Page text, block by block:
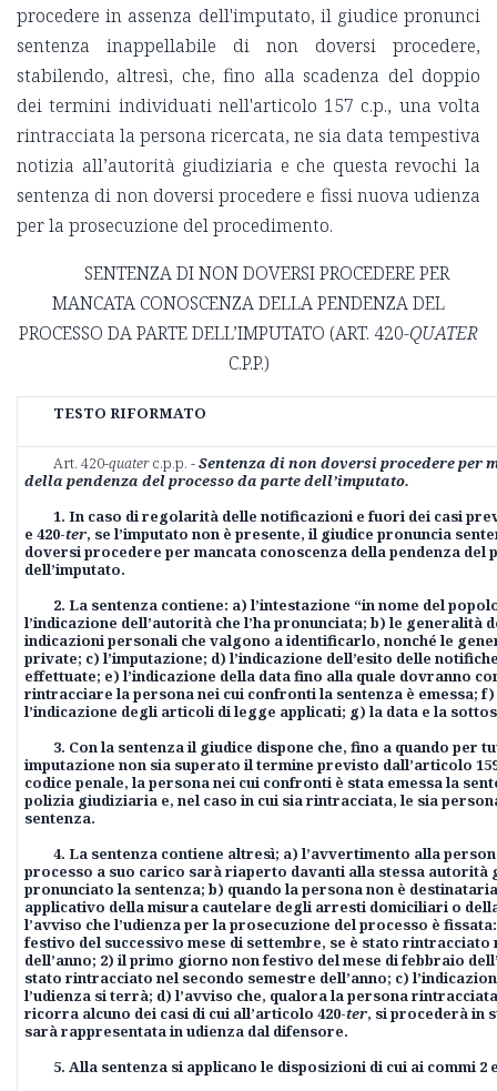
procedere in assenza dell'imputato, il giudice pronunci
sentenza inappellabile di non doversi procedere,
stabilendo, altresì, che, fino alla scadenza del doppio
dei termini individuati nell'articolo 157 c.p., una volta
rintracciata la persona ricercata, ne sia data tempestiva
notizia all’autorità giudiziaria e che questa revochi la
sentenza di non doversi procedere e fissi nuova udienza
per la prosecuzione del procedimento.
SENTENZA DI NON DOVERSI PROCEDERE PER
MANCATA CONOSCENZA DELLA PENDENZA DEL
PROCESSO DA PARTE DELL’IMPUTATO (ART. 420-QUATER
C.P.P.)
TESTO RIFORMATO
Art. 420-quaterc.p.p. -Sentenza di non doversi procedere per
della pendenza del processo da parte dell’imputato.
1. In caso di regolarità delle notificazioni e fuori dei casi
e 420-ter, se l’imputato non è presente, il giudice pronuncia
doversi procedere per mancata conoscenza della pendenza del
dell’imputato.
2. La sentenza contiene: a) l’intestazione “in nome del
l’indicazione dell’autorità che l’ha pronunciata; b) le generalità
indicazioni personali che valgono a identificarlo, nonché le
private; c) l’imputazione; d) l’indicazione dell’esito delle
effettuate; e) l’indicazione della data fino alla quale dovranno
rintracciare la persona nei cui confronti la sentenza è emessa;
l’indicazione degli articoli di legge applicati; g) la data e la
3. Con la sentenza il giudice dispone che, fino a quando per
imputazione non sia superato il termine previsto dall’articolo
codice penale, la persona nei cui confronti è stata emessa la
polizia giudiziaria e, nel caso in cui sia rintracciata, le sia
sentenza.
4. La sentenza contiene altresì; a) l’avvertimento alla
processo a suo carico sarà riaperto davanti alla stessa autorità
pronunciato la sentenza; b) quando la persona non è
applicativo della misura cautelare degli arresti domiciliari o
l’avviso che l’udienza per la prosecuzione del processo è
festivo del successivo mese di settembre, se è stato
dell’anno; 2) il primo giorno non festivo del mese di febbraio
stato rintracciato nel secondo semestre dell’anno; c)
l’udienza si terrà; d) l’avviso che, qualora la persona
ricorra alcuno dei casi di cui all’articolo 420-ter, si procederà in
sarà rappresentata in udienza dal difensore.
5. Alla sentenza si applicano le disposizioni di cui ai commi 2